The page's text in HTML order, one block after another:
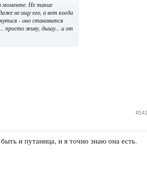
моменте. Не такие
не ищу его , а вот когда
- оно становится
просто живу, дышу... и от
#141
и путаница, и я точно знаю она есть.